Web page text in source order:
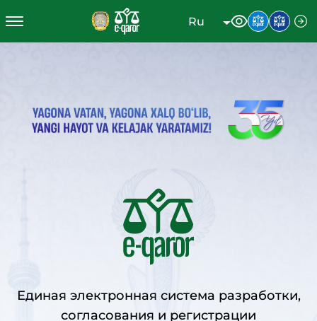
Ru
Единая электронная система разработки,
согласования и регистрации